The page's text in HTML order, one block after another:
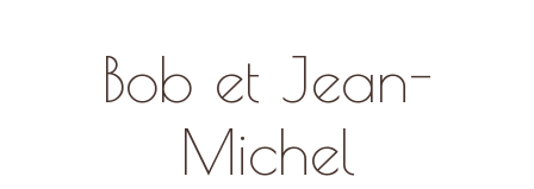
Bob et Jean-
Michel